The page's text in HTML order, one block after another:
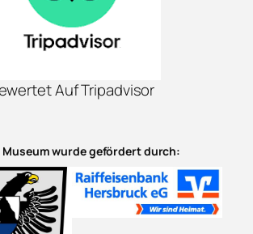
Auf Tripadvisor
Museum wurde gefördert durch: